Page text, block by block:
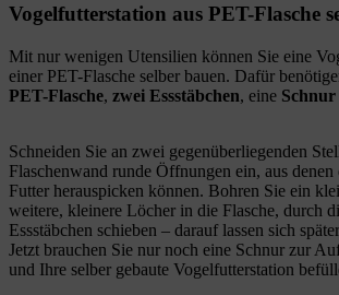
Vogelfutterstation aus PET-Flasche
Mit nur wenigen Utensilien können Sie eine
einer PET-Flasche selber bauen. Dafür
PET-Flasche, zwei Essstäbchen, eine Schnur
Schneiden Sie an zwei gegenüberliegenden
Flaschenwand runde Öffnungen ein, aus
Futter herauspicken können. Bohren Sie ein
weitere, kleinere Löcher in die Flasche, durch
Essstäbchen schieben – darauf lassen sich
Jetzt brauchen Sie nur noch eine Schnur zur
und Ihre selber gebaute Vogelfutterstation